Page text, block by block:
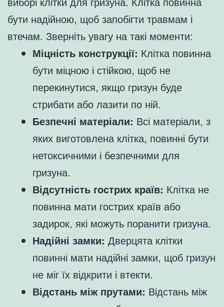
бути надійною, щоб запобігти травмам і
втечам. Зверніть увагу на такі моменти:
Міцність конструкції: Клітка повинна
бути міцною і стійкою, щоб не
перекинутися, якщо гризун буде
стрибати або лазити по ній.
Безпечні матеріали: Всі матеріали, з
яких виготовлена клітка, повинні бути
нетоксичними і безпечними для
гризуна.
Відсутність гострих країв: Клітка не
повинна мати гострих країв або
задирок, які можуть поранити гризуна.
Надійні замки: Дверцята клітки
повинні мати надійні замки, щоб гризун
не міг їх відкрити і втекти.
Відстань між прутами: Відстань між